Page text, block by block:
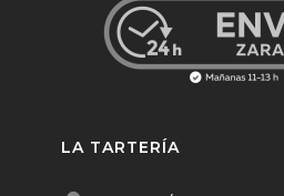
LA TARTERÍA